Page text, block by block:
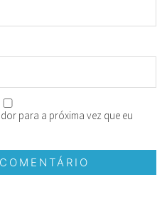
para a próxima vez que eu